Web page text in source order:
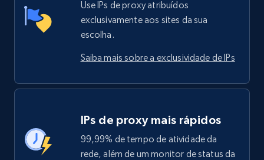
Use IPs de proxy atribuídos
exclusivamente aos sites da sua
escolha.
Saiba mais sobre a exclusividade de IPs
IPs de proxy mais rápidos
99,99% de tempo de atividade da
rede, além de um monitor de status da